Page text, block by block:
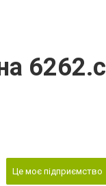
Це моє підприємство